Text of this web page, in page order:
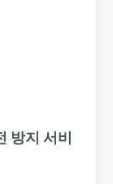
방지 서비